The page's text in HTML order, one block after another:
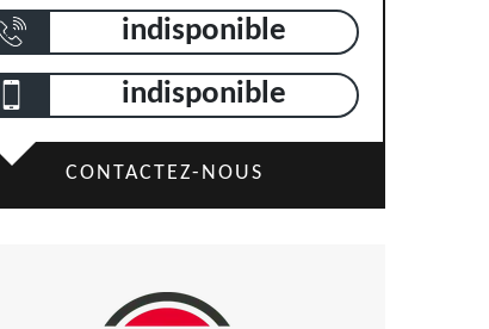
indisponible
indisponible
CONTACTEZ-NOUS